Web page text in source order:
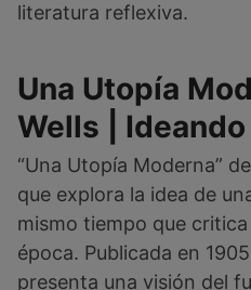
literatura reflexiva.
Una Utopía
Wells |
“Una Utopía Moderna”
que explora la idea de
mismo tiempo que
época. Publicada en
presenta una visión del